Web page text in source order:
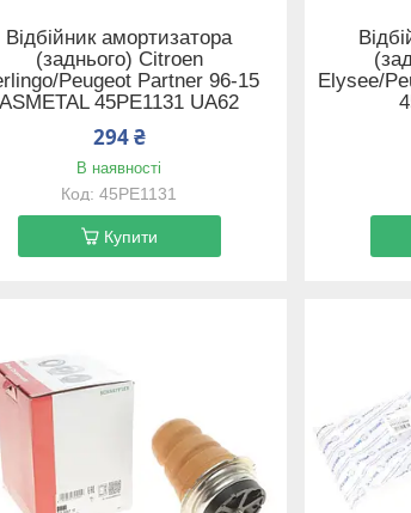
Відбійник амортизатора
(заднього) Citroen
Peugeot Partner 96-15
ASMETAL 45PE1131 UA62
294 ₴
В наявності
45PE1131
Купити
Elysee/